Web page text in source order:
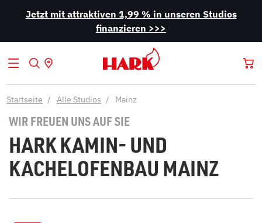
Jetzt mit attraktiven 1,99 % in unseren Studios
finanzieren >>>
Startseite Alle Studios Mainz
WIR FREUEN UNS AUF SIE
HARK KAMIN- UND
KACHELOFENBAU MAINZ